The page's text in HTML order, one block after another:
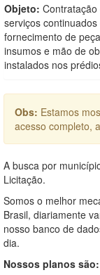
Objeto:
serviços
fornecimento de
insumos e mão de
instalados nos
Obs: Estamos
acesso completo,
A busca por
Licitação.
Somos o melhor
Brasil, diariamente
nosso banco de
dia.
Nossos planos são: